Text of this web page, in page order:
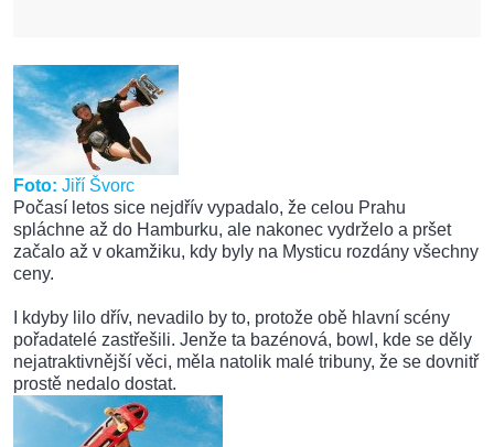
Foto: Jiří Švorc
Počasí letos sice nejdřív vypadalo, že celou Prahu
spláchne až do Hamburku, ale nakonec vydrželo a pršet
začalo až v okamžiku, kdy byly na Mysticu rozdány všechny
ceny.
I kdyby lilo dřív, nevadilo by to, protože obě hlavní scény
pořadatelé zastřešili. Jenže ta bazénová, bowl, kde se děly
nejatraktivnější věci, měla natolik malé tribuny, že se dovnitř
prostě nedalo dostat.